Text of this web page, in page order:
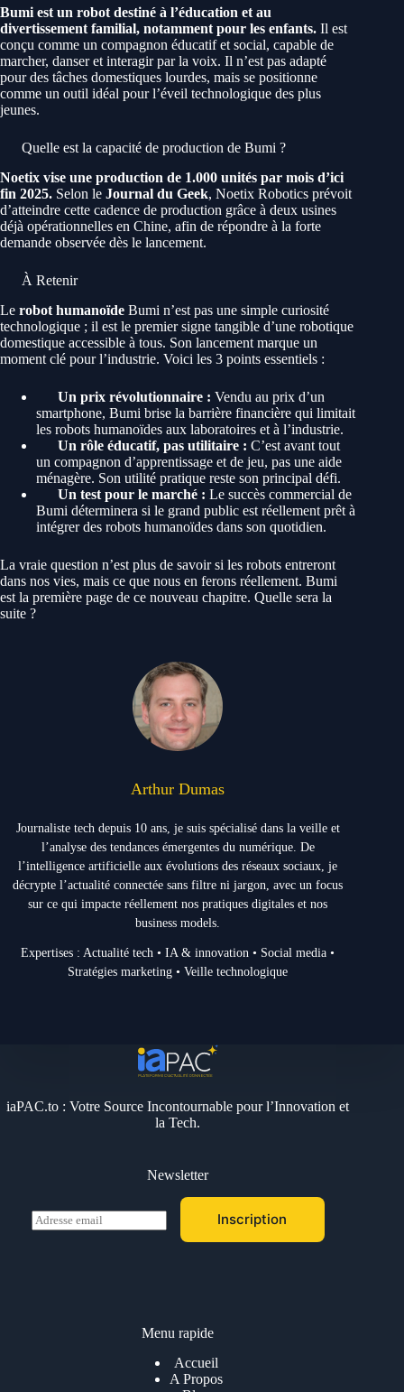
Bumi est un robot destiné à l’éducation et au
divertissement familial, notamment pour les enfants. Il est
conçu comme un compagnon éducatif et social, capable de
marcher, danser et interagir par la voix. Il n’est pas adapté
pour des tâches domestiques lourdes, mais se positionne
comme un outil idéal pour l’éveil technologique des plus
jeunes.
Quelle est la capacité de production de Bumi ?
Noetix vise une production de 1.000 unités par mois d’ici
fin 2025. Selon le Journal du Geek, Noetix Robotics prévoit
d’atteindre cette cadence de production grâce à deux usines
déjà opérationnelles en Chine, afin de répondre à la forte
demande observée dès le lancement.
À Retenir
Le robot humanoïde Bumi n’est pas une simple curiosité
technologique ; il est le premier signe tangible d’une robotique
domestique accessible à tous. Son lancement marque un
moment clé pour l’industrie. Voici les 3 points essentiels :
Un prix révolutionnaire : Vendu au prix d’un
smartphone, Bumi brise la barrière financière qui limitait
les robots humanoïdes aux laboratoires et à l’industrie.
Un rôle éducatif, pas utilitaire : C’est avant tout
un compagnon d’apprentissage et de jeu, pas une aide
ménagère. Son utilité pratique reste son principal défi.
Un test pour le marché : Le succès commercial de
Bumi déterminera si le grand public est réellement prêt à
intégrer des robots humanoïdes dans son quotidien.
La vraie question n’est plus de savoir si les robots entreront
dans nos vies, mais ce que nous en ferons réellement. Bumi
est la première page de ce nouveau chapitre. Quelle sera la
suite ?
Arthur Dumas
Journaliste tech depuis 10 ans, je suis spécialisé dans la veille et
l’analyse des tendances émergentes du numérique. De
l’intelligence artificielle aux évolutions des réseaux sociaux, je
décrypte l’actualité connectée sans filtre ni jargon, avec un focus
sur ce qui impacte réellement nos pratiques digitales et nos
business models.
Expertises : Actualité tech • IA & innovation • Social media •
Stratégies marketing • Veille technologique
iaPAC.to : Votre Source Incontournable pour l’Innovation et
la Tech.
Newsletter
E
m
Inscription
Menu rapide
Accueil
A Propos